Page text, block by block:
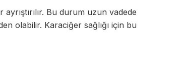
Bu durum uzun vadede
olabilir. Karaciğer sağlığı için bu